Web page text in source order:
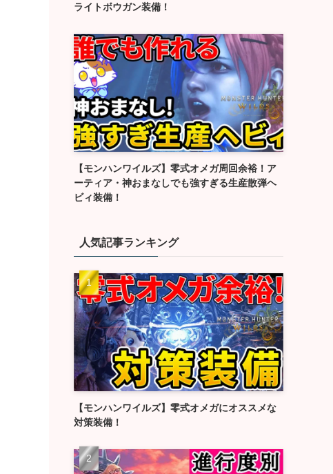
ライトボウガン装備！
【モンハンワイルズ】零式オメガ周回余裕！ア
ーティア・神おまなしでも強すぎる生産散弾ヘ
ビィ装備！
人気記事ランキング
【モンハンワイルズ】零式オメガにオススメな
対策装備！